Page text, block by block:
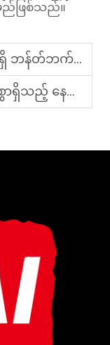
ည်ဖြစ်သည်။
ချင်းဖြင့် ဘယ်လိုဖွံ့ဖြိုးရမည်?
ားပွဲခုံအစုံများကို မည်သို့ရွေးချယ်ရမလဲ။